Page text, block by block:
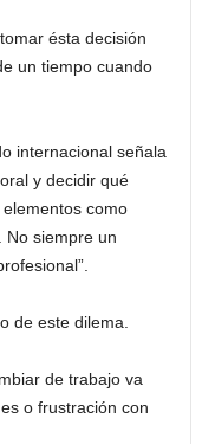
ésta decisión
un tiempo cuando
internacional señala
y decidir qué
como
No siempre un
de este dilema.
de trabajo va
o frustración con